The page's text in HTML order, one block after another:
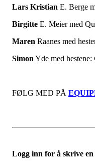
Lars Kristian E. Berge
Birgitte E. Meier med
Maren Raanes med
Simon Yde med hestene:
FØLG MED PÅ
Logg inn for å skrive